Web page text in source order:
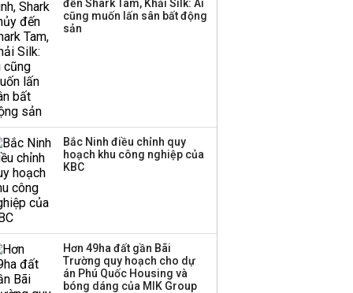
đến Shark Tam, Khải Silk: Ai
cũng muốn lấn sân bất động
sản
Bắc Ninh điều chỉnh quy
hoạch khu công nghiệp của
KBC
Hơn 49ha đất gần Bãi
Trường quy hoạch cho dự
án Phú Quốc Housing và
bóng dáng của MIK Group